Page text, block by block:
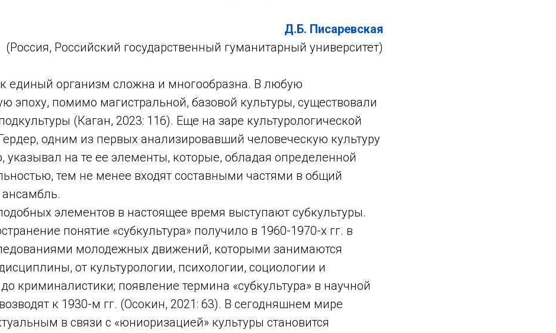
Д.Б. Писаревская
(Россия, Российский государственный гуманитарный университет)
единый организм сложна и многообразна. В любую
эпоху, помимо магистральной, базовой культуры, существовали
(Каган, 2023: 116). Еще на заре культурологической
одним из первых анализировавший человеческую культуру
указывал на те ее элементы, которые, обладая определенной
тем не менее входят составными частями в общий
элементов в настоящее время выступают субкультуры.
понятие «субкультура» получило в 1960-1970-х гг. в
молодежных движений, которыми занимаются
от культурологии, психологии, социологии и
криминалистики; появление термина «субкультура» в научной
к 1930-м гг. (Осокин, 2021: 63). В сегодняшнем мире
в связи с «юниоризацией» культуры становится